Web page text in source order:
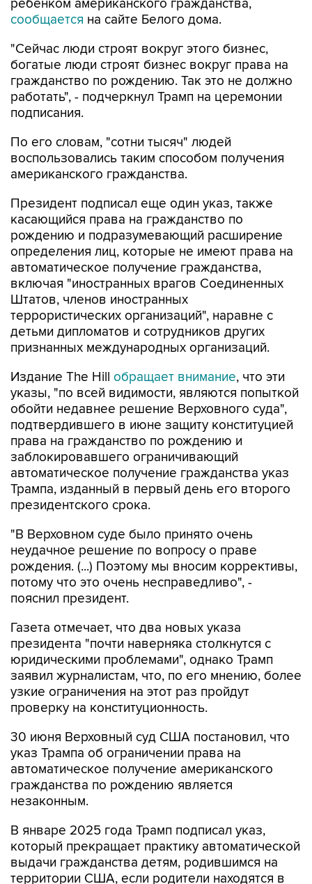
"Сейчас люди строят вокруг этого бизнес,
гражданство по рождению. Так это не должно
работать", - подчеркнул Трамп на церемонии
подписания.
По его словам, "сотни тысяч" людей
американского гражданства.
Президент подписал еще один указ, также
рождению и подразумевающий расширение
определения лиц, которые не имеют права на
автоматическое получение гражданства,
включая "иностранных врагов Соединенных
Штатов, членов иностранных
террористических организаций", наравне с
детьми дипломатов и сотрудников других
признанных международных организаций.
Издание The Hillобращает внимание, что эти
обойти недавнее решение Верховного суда",
подтвердившего в июне защиту конституцией
права на гражданство по рождению и
заблокировавшего ограничивающий
автоматическое получение гражданства указ
Трампа, изданный в первый день его второго
президентского срока.
"В Верховном суде было принято очень
рождения. (...) Поэтому мы вносим коррективы,
потому что это очень несправедливо", -
пояснил президент.
Газета отмечает, что два новых указа
юридическими проблемами", однако Трамп
заявил журналистам, что, по его мнению, более
узкие ограничения на этот раз пройдут
проверку на конституционность.
30 июня Верховный суд США постановил, что
автоматическое получение американского
гражданства по рождению является
незаконным.
В январе 2025 года Трамп подписал указ,
выдачи гражданства детям, родившимся на
территории США, если родители находятся в
стране нелегально или по краткосрочным